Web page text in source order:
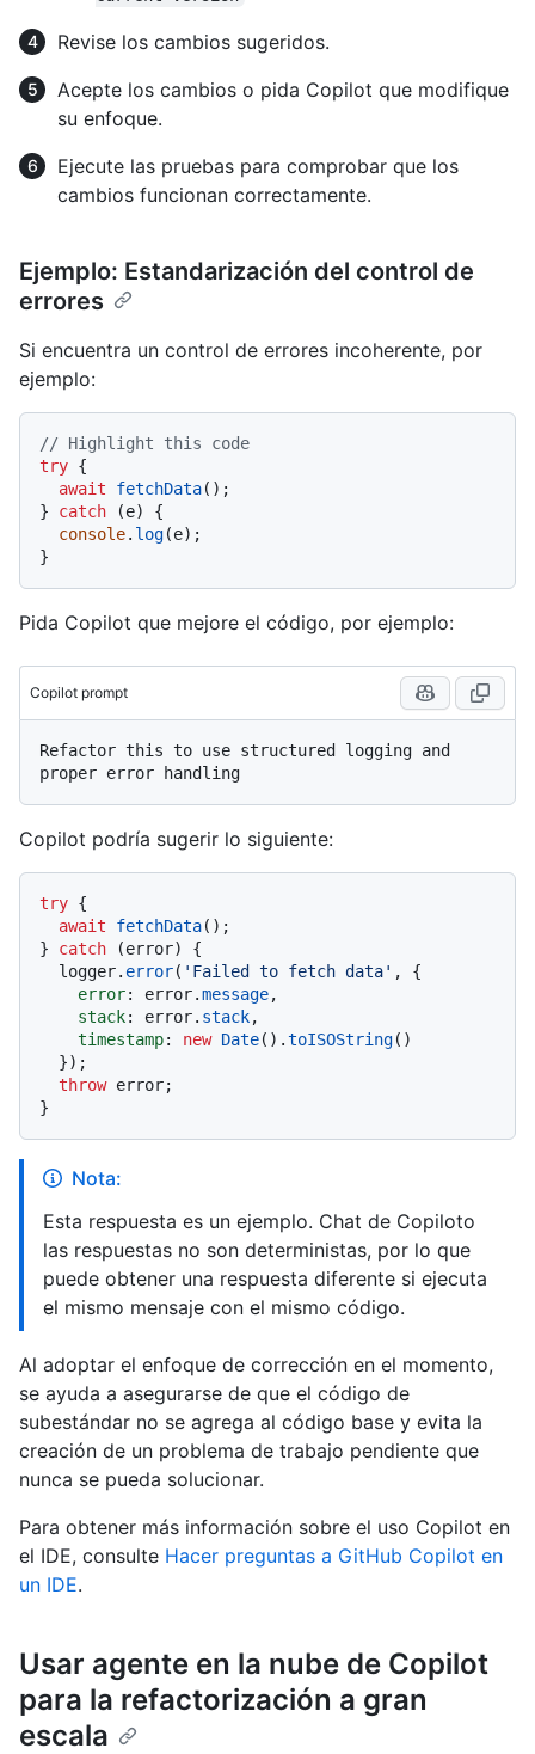
Revise los cambios sugeridos.
Acepte los cambios o pida Copilot que modifique
su enfoque.
Ejecute las pruebas para comprobar que los
cambios funcionan correctamente.
Ejemplo: Estandarización del control de
errores
Si encuentra un control de errores incoherente, por
ejemplo:
// Highlight this code
try {
await
fetchData();
} catch (e) {
console. log(e);
Pida Copilot que mejore el código, por ejemplo:
Copilot prompt
Refactor this to use structured logging and
Copilot podría sugerir lo siguiente:
try {
await
fetchData();
} catch (error) {
  logger.
error( 'Failed to fetch data' , {
error: error.message,
stack: error. stack,
timestamp: new Date().toISOString()
throw error;
Nota:
Esta respuesta es un ejemplo. Chat de Copiloto
las respuestas no son deterministas, por lo que
puede obtener una respuesta diferente si ejecuta
el mismo mensaje con el mismo código.
Al adoptar el enfoque de corrección en el momento,
se ayuda a asegurarse de que el código de
subestándar no se agrega al código base y evita la
creación de un problema de trabajo pendiente que
nunca se pueda solucionar.
Para obtener más información sobre el uso Copilot en
el IDE, consulte Hacer preguntas a GitHub Copilot en
un IDE.
Usar agente en la nube de Copilot
para la refactorización a gran
escala